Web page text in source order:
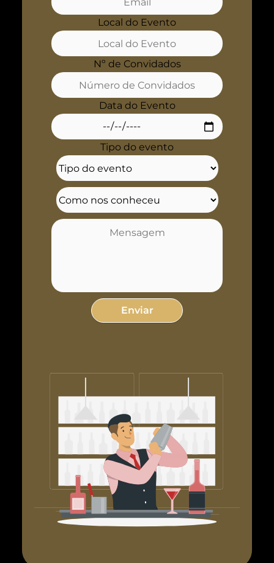
Local do Evento
Nº de Convidados
Data do Evento
Tipo do evento